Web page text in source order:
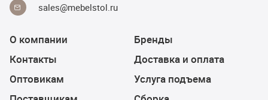
sales@mebelstol.ru
О компании
Контакты
Оптовикам
Бренды
Доставка и оплата
Услуга подъема